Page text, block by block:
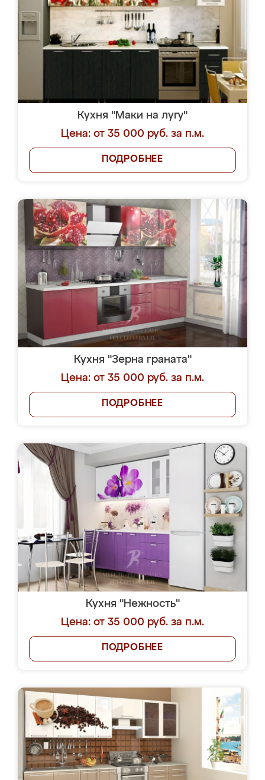
Кухня "Маки на лугу"
Цена: от 35 000 руб. за п.м.
ПОДРОБНЕЕ
Кухня "Зерна граната"
Цена: от 35 000 руб. за п.м.
ПОДРОБНЕЕ
Кухня "Нежность"
Цена: от 35 000 руб. за п.м.
ПОДРОБНЕЕ